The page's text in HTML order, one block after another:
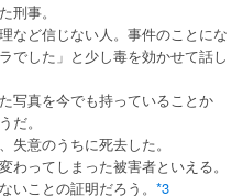
刑事。
など信じない人。事件のことにな
でした」と少し毒を効かせて話し
写真を今でも持っていることか
だ。
失意のうちに死去した。
ってしまった被害者といえる。
いことの証明だろう。 *3